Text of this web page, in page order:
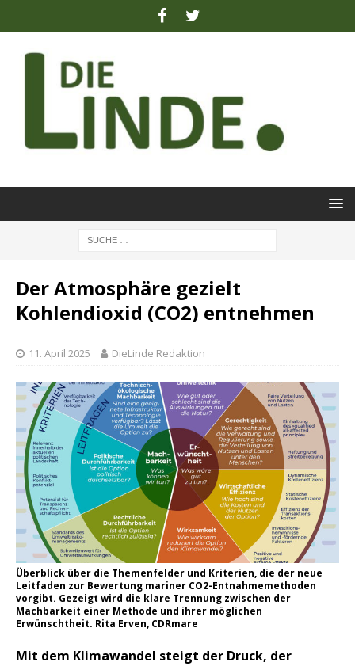
Der Atmosphäre gezielt
Kohlendioxid (CO2) entnehmen
11. April 2025 DieLinde Redaktion
Überblick über die Themenfelder und Kriterien, die der neue
Leitfaden zur Bewertung mariner CO2-Entnahmemethoden
vorgibt. Gezeigt wird die klare Trennung zwischen der
Machbarkeit einer Methode und ihrer möglichen
Erwünschtheit. Rita Erven, CDRmare
Mit dem Klimawandel steigt der Druck, der